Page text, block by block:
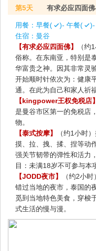
第5天 有求必应四面
用餐： 早餐( )- 午餐( )-
住宿： 曼谷
【有求必应四面佛】
（约
俗称。在东南亚，特别是
华富贵之神。因其非常灵
开始顺时针依次为：健康
通。在此为自己和家人祈福
【kingpower王权免税店】
是曼谷市区第一的免税店
物。
【泰式按摩】
（约1小时
摸、拉、拽、揉、捏等动
强关节韧带的弹性和活力
目：未满18岁不可参与本
【JODD夜市】
（约2小
错过当地的夜市，泰国的
觅到当地特色美食，穿梭
式生活的慢与漫。